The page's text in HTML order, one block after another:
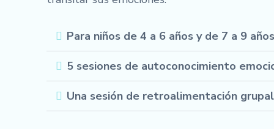
Para niños de 4 a 6 años y de 7 a 9 años
5 sesiones de autoconocimiento
Una sesión de retroalimentación grupal